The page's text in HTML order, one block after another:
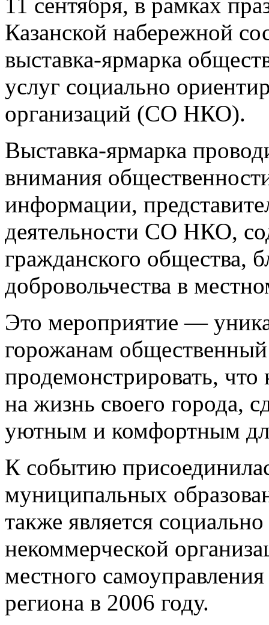
Казанской набережной
выставка-ярмарка
услуг социально
организаций (СО НКО).
Выставка-ярмарка
внимания
информации,
деятельности СО НКО,
гражданского общества,
добровольчества в
Это мероприятие —
горожанам общественный
продемонстрировать,
на жизнь своего города,
уютным и комфортным
К событию
муниципальных
также является
некоммерческой
местного
региона в 2006 году.